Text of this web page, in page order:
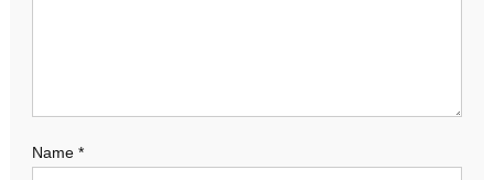
Name *